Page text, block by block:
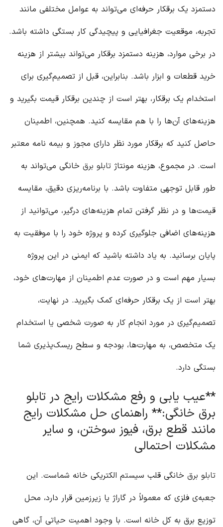
دستمزد یک برقکار حرفه‌ای می‌تواند به عوامل مختلفی مانند
تجربه، موقعیت جغرافیایی و پیچیدگی کار بستگی داشته باشد.
در برخی موارد، هزینه دستمزد برقکار می‌تواند بیشتر از هزینه
خرید قطعات و ابزار باشد. بنابراین، قبل از تصمیم‌گیری برای
استخدام یک برقکار، بهتر است از چندین برقکار قیمت بگیرید و
هزینه‌های آن‌ها را با هم مقایسه کنید. همچنین، اطمینان
حاصل کنید که برقکار مورد نظر دارای مجوز و بیمه نامه معتبر
است. در مجموع، هزینه مونتاژ تابلو برق خانگی می‌تواند به
طور قابل توجهی متفاوت باشد. با برنامه‌ریزی دقیق، مقایسه
قیمت‌ها و در نظر گرفتن تمام هزینه‌های درگیر، می‌توانید از
هزینه‌های اضافی جلوگیری کرده و پروژه خود را با موفقیت به
پایان برسانید. به یاد داشته باشید که ایمنی در این پروژه
بسیار مهم است و در صورت عدم اطمینان از مهارت‌های خود،
بهتر است از یک برقکار حرفه‌ای کمک بگیرید. در نهایت،
تصمیم‌گیری در مورد انجام کار به صورت شخصی یا استخدام
یک متخصص، به مهارت‌ها، بودجه و سطح ریسک‌پذیری شما
بستگی دارد.
**عیب یابی و رفع مشکلات رایج در تابلو
برق خانگی:** راهنمای حل مشکلات رایج
مانند قطع برق، فیوز سوختن، و سایر
مشکلات احتمالی
تابلو برق خانگی قلب سیستم الکتریکی خانه شماست. این
جعبه‌ی فلزی که معمولاً در گاراژ یا زیرزمین قرار دارد، محل
توزیع برق به کل خانه است. با وجود اهمیت حیاتی آن، گاهی